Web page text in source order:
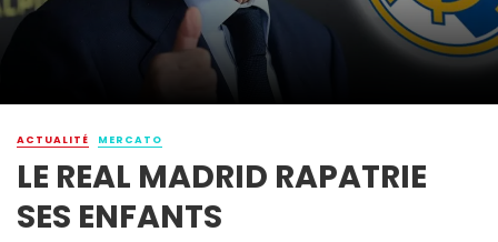
ACTUALITÉ MERCATO
LE REAL MADRID RAPATRIE
SES ENFANTS